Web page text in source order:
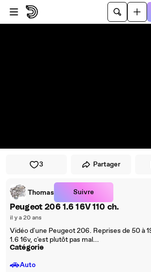
Passer au player
Passer au contenu principal
3 Partager
Thomas Suivre
Peugeot 206 1.6 16V 110 ch.
il y a 20 ans
Vidéo d'une Peugeot 206. Reprises de 50 à
1.6 16v, c'est plutôt pas mal...
Catégorie
🚗Auto